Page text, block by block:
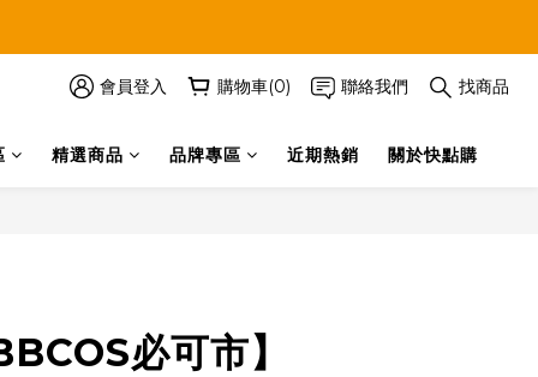
會員登入 購物車(0) 聯絡我們 找商品
精選商品 品牌專區 近期熱銷 關於快點購
必可市】